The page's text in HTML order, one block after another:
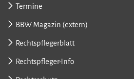
Termine
BBW Magazin (extern)
Rechtspflegerblatt
Rechtspfleger-Info